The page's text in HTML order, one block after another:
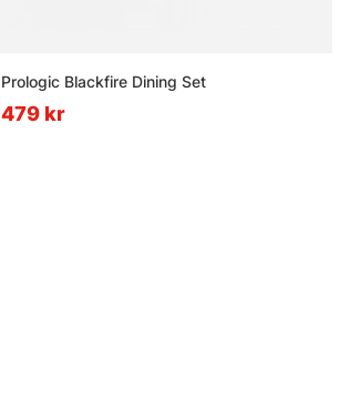
Prologic Blackfire Dining Set
479 kr